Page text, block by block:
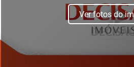
Ver fotos do